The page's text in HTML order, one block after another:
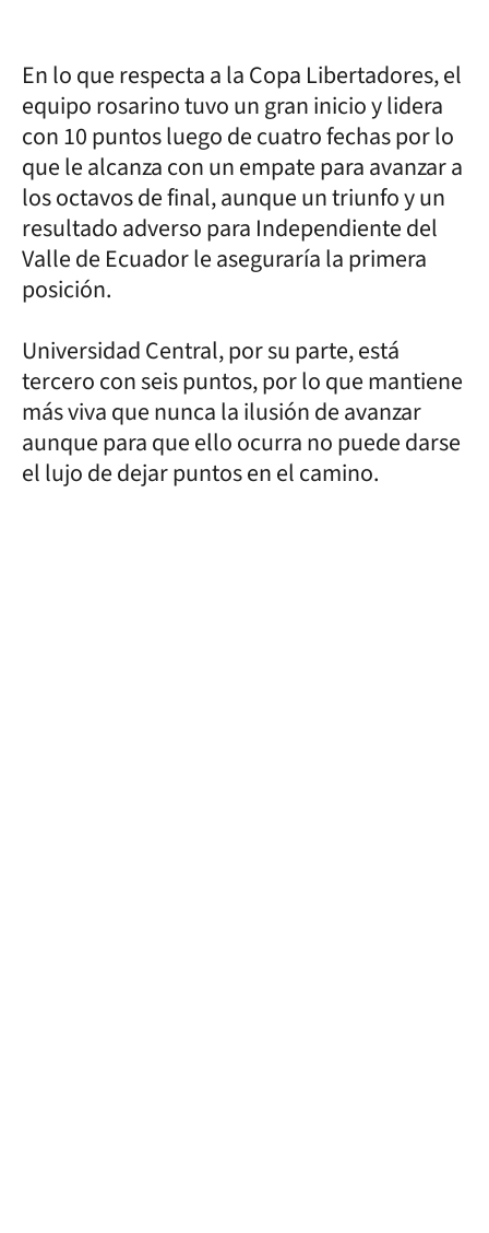
En lo que respecta a la Copa Libertadores, el
equipo rosarino tuvo un gran inicio y lidera
con 10 puntos luego de cuatro fechas por lo
que le alcanza con un empate para avanzar a
los octavos de final, aunque un triunfo y un
resultado adverso para Independiente del
Valle de Ecuador le aseguraría la primera
posición.
Universidad Central, por su parte, está
tercero con seis puntos, por lo que mantiene
más viva que nunca la ilusión de avanzar
aunque para que ello ocurra no puede darse
el lujo de dejar puntos en el camino.